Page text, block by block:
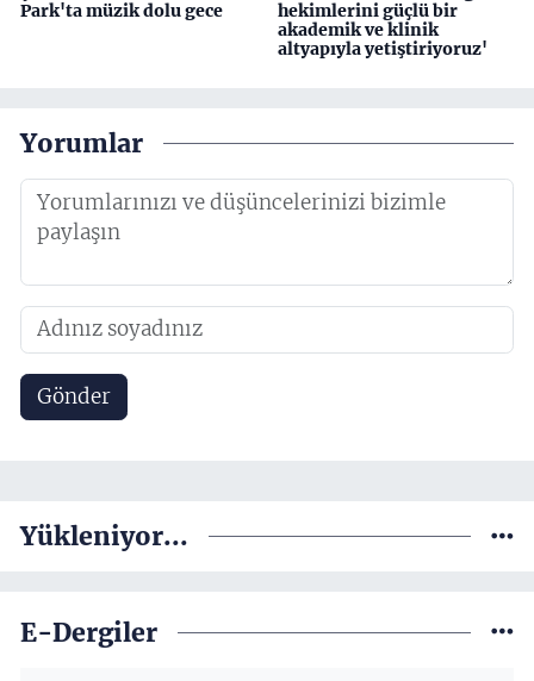
Park'ta müzik dolu gece
hekimlerini güçlü bir
akademik ve klinik
altyapıyla yetiştiriyoruz'
Yorumlar
Gönder
Yükleniyor...
E-Dergiler